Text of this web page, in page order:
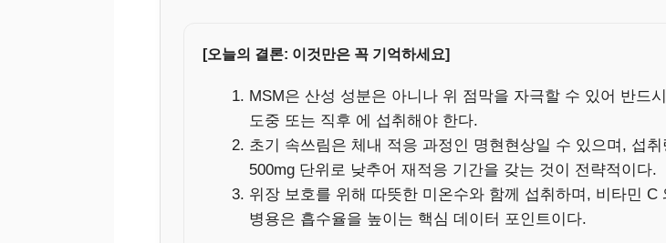
[오늘의 결론: 이것만은 꼭 기억하세요]
MSM은 산성 성분은 아니나 위 점막을 자극할 수 있어 반드
도중 또는 직후 에 섭취해야 한다.
초기 속쓰림은 체내 적응 과정인 명현현상일 수 있으며, 섭취
500mg 단위로 낮추어 재적응 기간을 갖는 것이 전략적이다.
위장 보호를 위해 따뜻한 미온수와 함께 섭취하며, 비타민 C
병용은 흡수율을 높이는 핵심 데이터 포인트이다.